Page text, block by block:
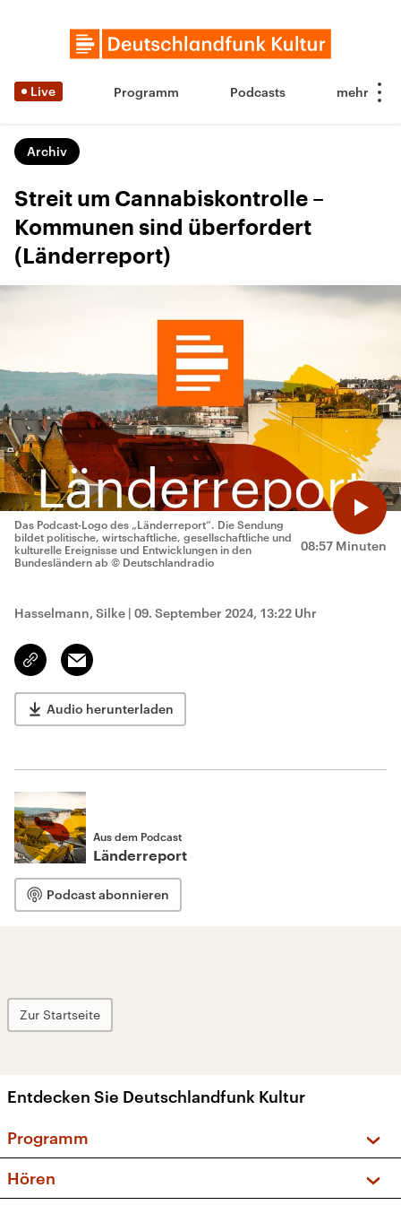
Live Programm Podcasts
Archiv
Streit um Cannabiskontrolle –
Kommunen sind überfordert
(Länderreport)
08:57 Minuten
Das Podcast-Logo des „Länderreport“. Die Sendung
bildet politische, wirtschaftliche, gesellschaftliche und
kulturelle Ereignisse und Entwicklungen in den
Bundesländern ab © Deutschlandradio
Hasselmann, Silke | 09. September 2024, 13:22 Uhr
Link
kopieren/teilen
Email
Audio herunterladen
Aus dem Podcast
Länderreport
Podcast abonnieren
Zur Startseite
Entdecken Sie Deutschlandfunk Kultur
Programm
Sendungen und Podcasts
Hören